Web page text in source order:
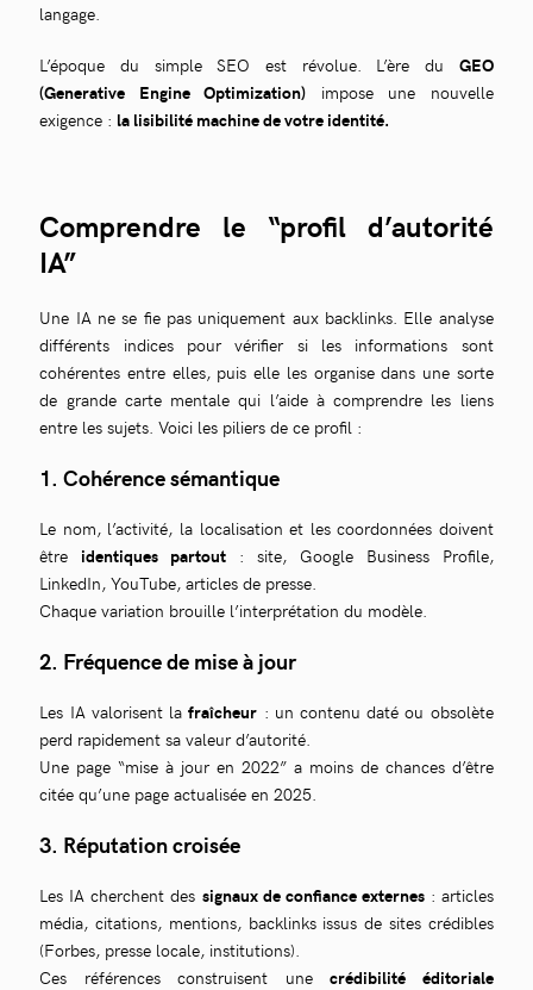
langage.
L’époque du simple SEO est révolue. L’ère du GEO
(Generative Engine Optimization) impose une nouvelle
exigence : la lisibilité machine de votre identité.
Comprendre le “profil d’autorité
IA”
Une IA ne se fie pas uniquement aux backlinks. Elle analyse
différents indices pour vérifier si les informations sont
cohérentes entre elles, puis elle les organise dans une sorte
de grande carte mentale qui l’aide à comprendre les liens
entre les sujets. Voici les piliers de ce profil :
1️. Cohérence sémantique
Le nom, l’activité, la localisation et les coordonnées doivent
être identiques partout : site, Google Business Profile,
LinkedIn, YouTube, articles de presse.
Chaque variation brouille l’interprétation du modèle.
2️. Fréquence de mise à jour
Les IA valorisent lafraîcheur : un contenu daté ou obsolète
perd rapidement sa valeur d’autorité.
Une page “mise à jour en 2022” a moins de chances d’être
citée qu’une page actualisée en 2025.
3️. Réputation croisée
Les IA cherchent des signaux de confiance externes: articles
média, citations, mentions, backlinks issus de sites crédibles
(Forbes, presse locale, institutions).
Ces références construisent unecrédibilité éditoriale